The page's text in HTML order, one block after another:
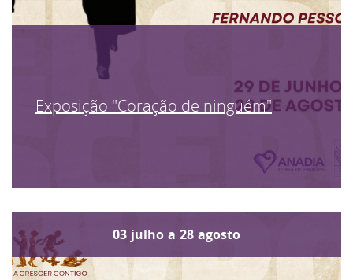
Exposição "Coração de ninguém"
03 julho a 28 agosto